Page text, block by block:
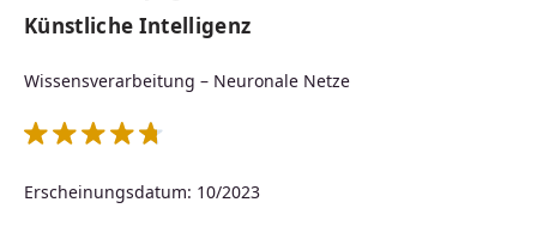
Künstliche Intelligenz
Wissensverarbeitung – Neuronale Netze
Erscheinungsdatum: 10/2023